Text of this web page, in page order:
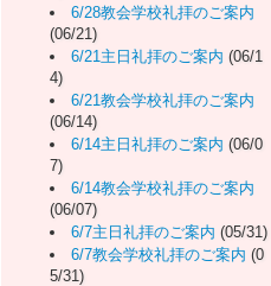
6/28教会学校礼拝のご案内
(06/21)
6/21主日礼拝のご案内 (06/1
4)
6/21教会学校礼拝のご案内
(06/14)
6/14主日礼拝のご案内 (06/0
7)
6/14教会学校礼拝のご案内
(06/07)
6/7主日礼拝のご案内 (05/31)
6/7教会学校礼拝のご案内 (0
5/31)